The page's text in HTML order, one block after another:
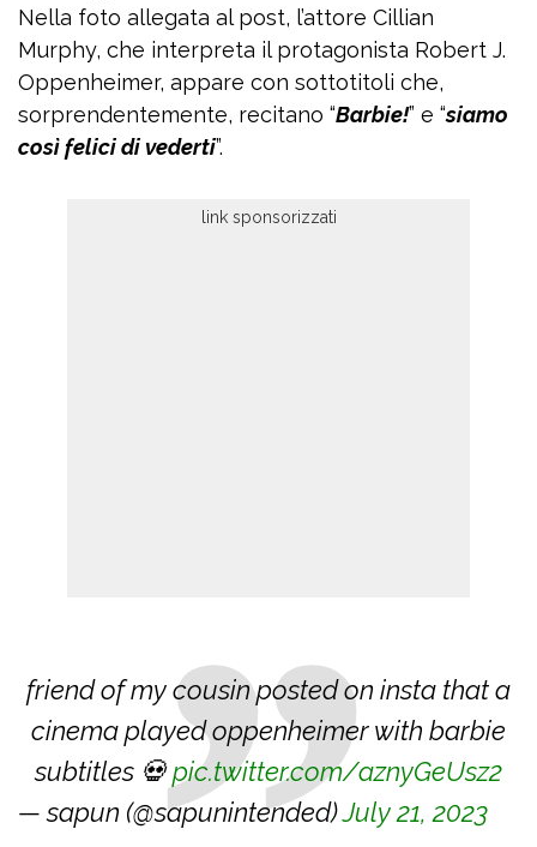
Nella foto allegata al post, l’attore Cillian
Murphy, che interpreta il protagonista Robert J.
Oppenheimer, appare con sottotitoli che,
sorprendentemente, recitano “Barbie!” e “siamo
così felici di vederti”.
friend of my cousin posted on insta that a
cinema played oppenheimer with barbie
subtitles 💀pic.twitter.com/aznyGeUsz2
— sapun (@sapunintended)July 21, 2023